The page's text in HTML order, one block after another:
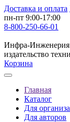
Доставка и оплата
пн-пт 9:00-17:00
8-800-250-66-01
Инфра-Инженерия
издательство
Корзина
Главная
Каталог
Для
Для авторов